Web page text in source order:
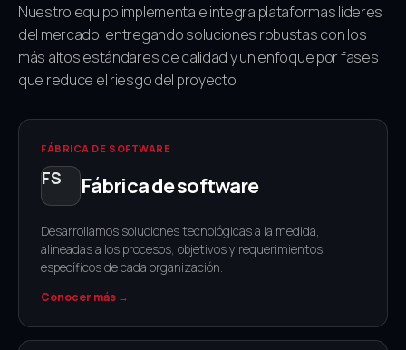
Nuestro equipo implementa e integra plataformas líderes
del mercado, entregando soluciones robustas con los
más altos estándares de calidad y un enfoque por fases
que reduce el riesgo del proyecto.
FÁBRICA DE SOFTWARE
Fábrica de software
Desarrollamos soluciones tecnológicas a la medida,
alineadas a los procesos, objetivos y requerimientos
específicos de cada organización.
Conocer más →